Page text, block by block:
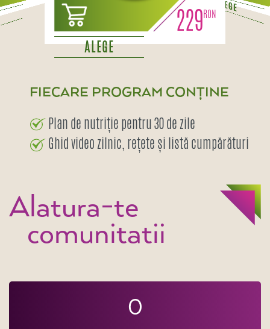
229
ALEGE
ALEGE
FIECARE PROGRAM CONȚINE
Plan de nutriție pentru 30 de zile
Ghid video zilnic, rețete și listă cumpărături
Alatura-te
comunitatii
0